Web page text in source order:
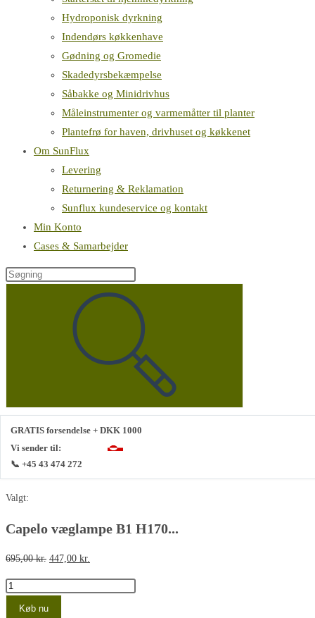
Hydroponisk dyrkning
Indendørs køkkenhave
Gødning og Gromedie
Skadedyrsbekæmpelse
Såbakke og Minidrivhus
Måleinstrumenter og varmemåtter til planter
Plantefrø for haven, drivhuset og køkkenet
Om SunFlux
Levering
Returnering & Reklamation
Sunflux kundeservice og kontakt
Min Konto
Cases & Samarbejder
Søg
GRATIS forsendelse + DKK 1000
Vi sender til:
📞 +45 43 474 272
Valgt:
Capelo væglampe B1 H170...
695,00kr. Den
pris
447,00 kr.
pris
Capelo
væglampe
Køb nu